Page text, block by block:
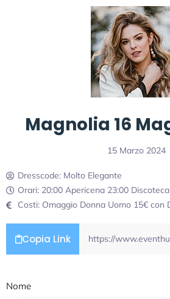
Magnolia 16
15 Marzo 2024
Dresscode: Molto Elegante
Orari: 20:00 Apericena 23:00 Discoteca
Costi: Omaggio Donna Uomo 15€ con
Copia Link
Nome
Nome